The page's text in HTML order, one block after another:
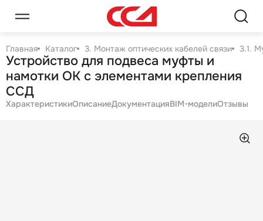
Главная Каталог 3. Монтаж оптических кабелей связи 3.1.
Устройство для подвеса муфты и
намотки ОК с элементами крепления
ССД
ХарактеристикиОписаниеДокументацияBIM-моделиОтзывы